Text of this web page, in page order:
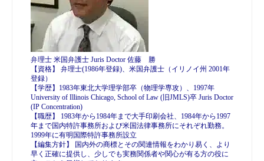
弁理士 米国弁護士 Juris Doctor 佐藤 勝
【資格】 弁理士(1986年登録)、米国弁護士（イリノイ州 2001年
登録）
【学歴】1983年東北大学理学部卒（物理学専攻）、1997年
University of Illinois Chicago, School of Law (旧JMLS)卒 Juris Doctor
(IP Concentration)
【職歴】 1983年から1984年まで大手印刷会社、1984年から1997
年まで国内特許事務所および米国法律事務所にそれぞれ勤務。
1999年に有明国際特許事務所設立
【編集方針】 国内外の商標とその関連情報をわかり易く、より
早く正確に提供し、少しでも実務関係者や関心が有る方の役に